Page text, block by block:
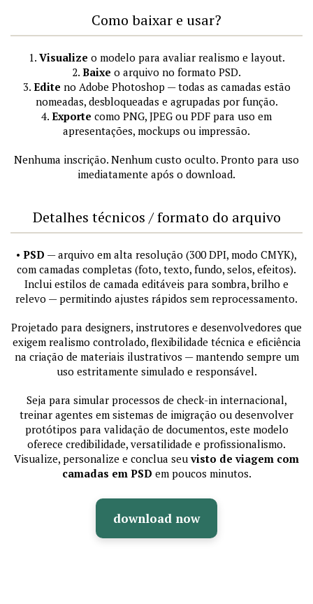
Como baixar e usar?
1. Visualize o modelo para avaliar realismo e layout.
2. Baixe o arquivo no formato PSD.
3. Edite no Adobe Photoshop — todas as camadas estão
nomeadas, desbloqueadas e agrupadas por função.
4. Exporte como PNG, JPEG ou PDF para uso em
apresentações, mockups ou impressão.
Nenhuma inscrição. Nenhum custo oculto. Pronto para uso
imediatamente após o download.
Detalhes técnicos / formato do arquivo
• PSD — arquivo em alta resolução (300 DPI, modo CMYK),
com camadas completas (foto, texto, fundo, selos, efeitos).
Inclui estilos de camada editáveis para sombra, brilho e
relevo — permitindo ajustes rápidos sem reprocessamento.
Projetado para designers, instrutores e desenvolvedores que
exigem realismo controlado, flexibilidade técnica e eficiência
na criação de materiais ilustrativos — mantendo sempre um
uso estritamente simulado e responsável.
Seja para simular processos de check-in internacional,
treinar agentes em sistemas de imigração ou desenvolver
protótipos para validação de documentos, este modelo
oferece credibilidade, versatilidade e profissionalismo.
Visualize, personalize e conclua seuvisto de viagem com
camadas em PSD em poucos minutos.
download now